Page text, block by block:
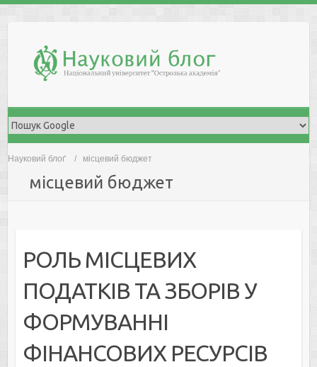
Науковий блоґ місцевий бюджет
місцевий бюджет
РОЛЬ МІСЦЕВИХ
ПОДАТКІВ ТА ЗБОРІВ У
ФОРМУВАННІ
ФІНАНСОВИХ РЕСУРСІВ